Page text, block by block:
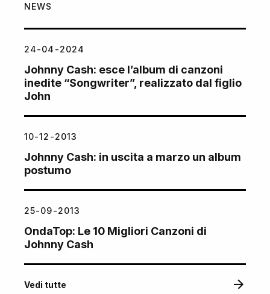
NEWS
24-04-2024
Johnny Cash: esce l’album di canzoni
inedite “Songwriter”, realizzato dal figlio
John
10-12-2013
Johnny Cash: in uscita a marzo un album
postumo
25-09-2013
OndaTop: Le 10 Migliori Canzoni di
Johnny Cash
Vedi tutte